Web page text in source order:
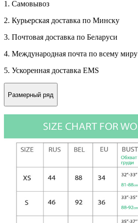
1. Самовывоз
2. Курьерская доставка по Минску
3. Почтовая доставка по Беларуси
4. Международная почта по всему миру
5. Ускоренная доставка EMS
Размерный ряд